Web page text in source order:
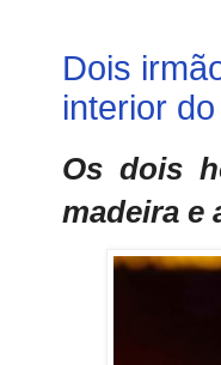
Dois
interior
Os dois
madeira e